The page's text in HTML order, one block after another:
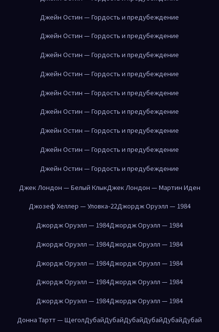
Джейн Остин — Гордость и предубеждение
Джейн Остин — Гордость и предубеждение
Джейн Остин — Гордость и предубеждение
Джейн Остин — Гордость и предубеждение
Джейн Остин — Гордость и предубеждение
Джейн Остин — Гордость и предубеждение
Джейн Остин — Гордость и предубеждение
Джейн Остин — Гордость и предубеждение
Джейн Остин — Гордость и предубеждение
Джек Лондон — Белый КлыкДжек Лондон — Мартин Иден
Джозеф Хеллер — Уловка-22Джордж Оруэлл — 1984
Джордж Оруэлл — 1984Джордж Оруэлл — 1984
Джордж Оруэлл — 1984Джордж Оруэлл — 1984
Джордж Оруэлл — 1984Джордж Оруэлл — 1984
Джордж Оруэлл — 1984Джордж Оруэлл — 1984
Джордж Оруэлл — 1984Джордж Оруэлл — 1984
Донна Тартт — ЩеголДубайДубайДубайДубайДубайДубай